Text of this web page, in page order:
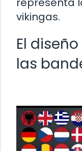
vikingas.
El
las